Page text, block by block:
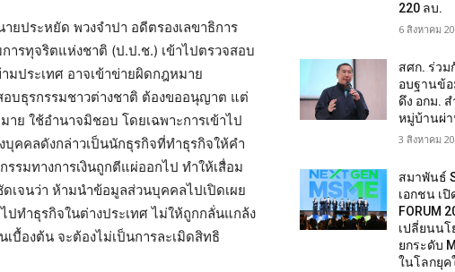
ยประหยัด พวงจำปา อดีตรองเลขาธิการ
รทุจริตแห่งชาติ (ป.ป.ช.) เข้าไปตรวจสอบ
มประเทศ อาจเข้าข่ายผิดกฎหมาย
บธุรกรรมชาวต่างชาติ ต้องขออนุญาต แต่
ย ใช้อำนาจมิชอบ โดยเฉพาะการเข้าไป
คคลดังกล่าวเป็นนักธุรกิจที่ทำธุรกิจให้คำ
รมทางการเงินถูกตีแผ่ออกไป ทำให้เสื่อม
เจนว่า ห้ามนำข้อมูลส่วนบุคคลไปเปิดเผย
ทำธุรกิจในต่างประเทศ ไม่ให้ถูกกลั่นแกล้ง
องต้น จะต้องไม่เป็นการละเมิดสิทธิ
220 ลบ.
6 สิงหาคม
สศก. ร่วม
อบฐานข้อ
ดึง อกม.
หมู่บ้านผ่า
3 สิงหาคม
สมาพันธ์
เอกชน เปิ
FORUM
เปลี่ยนนโ
ยกระดับ
ในโลกยุค